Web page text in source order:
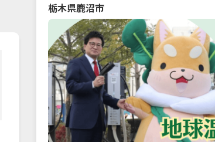
栃木県鹿沼市